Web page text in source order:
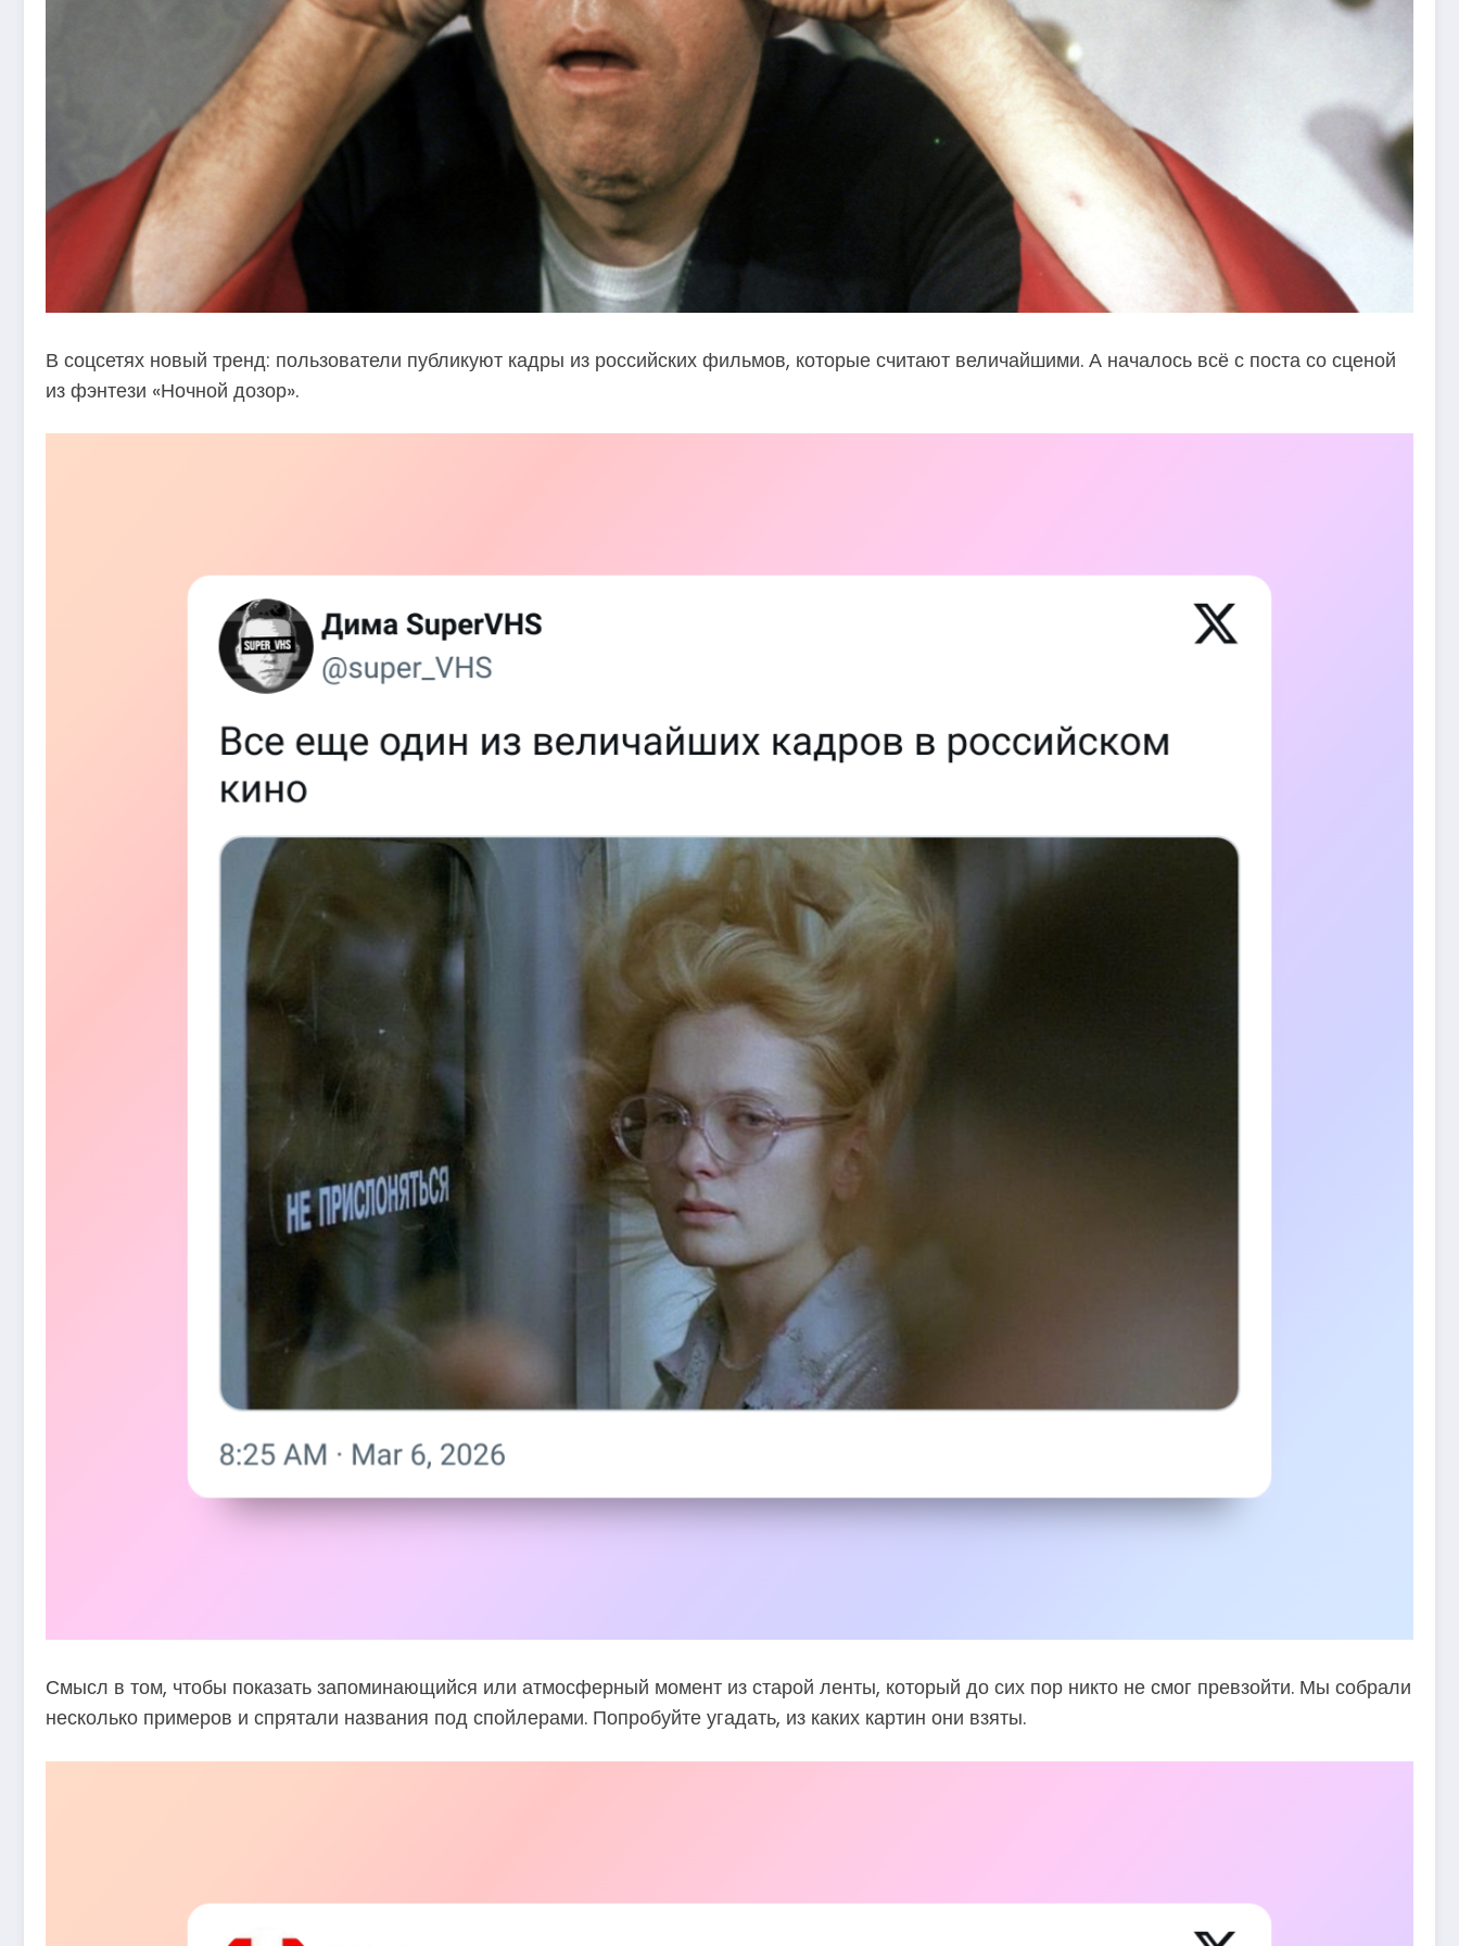
В соцсетях новый тренд: пользователи публикуют кадры из российских фильмов, которые считают величайшими. А началось всё с поста со сценой
из фэнтези «Ночной дозор».
Смысл в том, чтобы показать запоминающийся или атмосферный момент из старой ленты, который до сих пор никто не смог превзойти. Мы собрали
несколько примеров и спрятали названия под спойлерами. Попробуйте угадать, из каких картин они взяты.